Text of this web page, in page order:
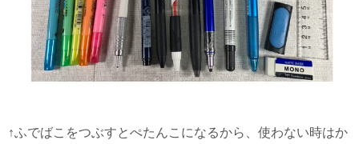
↑ふでばこをつぶすとぺたんこになるから、使わない時はか